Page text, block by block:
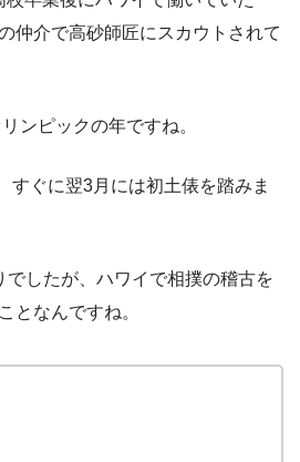
仲介で高砂師匠にスカウトされて
ンピックの年ですね。
すぐに翌3月には初土俵を踏みま
でしたが、ハワイで相撲の稽古を
となんですね。